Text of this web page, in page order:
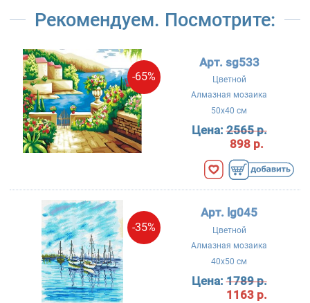
Рекомендуем. Посмотрите:
-65%
Арт. sg533
Цветной
Алмазная мозаика
50x40 см
Цена:2565 р.
898 р.
-35%
Арт. lg045
Цветной
Алмазная мозаика
40x50 см
Цена:1789 р.
1163 р.